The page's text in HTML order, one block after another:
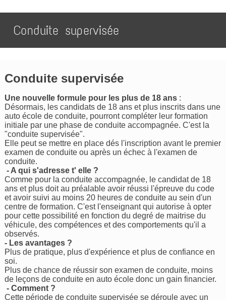
Conduite supervisée
Conduite supervisée
Une nouvelle formule pour les plus de 18 ans :
Désormais, les candidats de 18 ans et plus inscrits dans une
auto école de conduite, pourront compléter leur formation
initiale par une phase de conduite accompagnée. C'est la
"conduite supervisée".
Elle peut se mettre en place dés l'inscription avant le premier
examen de conduite ou après un échec à l'examen de
conduite.
- A qui s'adresse t' elle ?
Comme pour la conduite accompagnée, le candidat de 18
ans et plus doit au préalable avoir réussi l'épreuve du code
et avoir suivi au moins 20 heures de conduite au sein d'un
centre de formation. C'est l'enseignant qui autorise à opter
pour cette possibilité en fonction du degré de maitrise du
véhicule, des compétences et des comportements qu'il a
observés.
- Les avantages ?
Plus de pratique, plus d'expérience et plus de confiance en
soi.
Plus de chance de réussir son examen de conduite, moins
de leçons de conduite en auto école donc un gain financier.
- Comment ?
Cette période de conduite supervisée se déroule avec un